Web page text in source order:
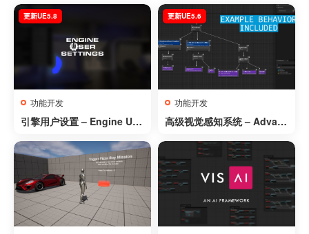
功能开发
引擎用户设置 – Engine Use
更新UE5.8
功能开发
高级视觉感知系统 – Advan
更新UE5.6